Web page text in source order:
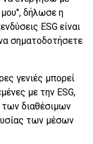
δήλωσε η
ESG είναι
σηματοδοτήσετε
γενιές μπορεί
με την ESG,
διαθέσιμων
των μέσων